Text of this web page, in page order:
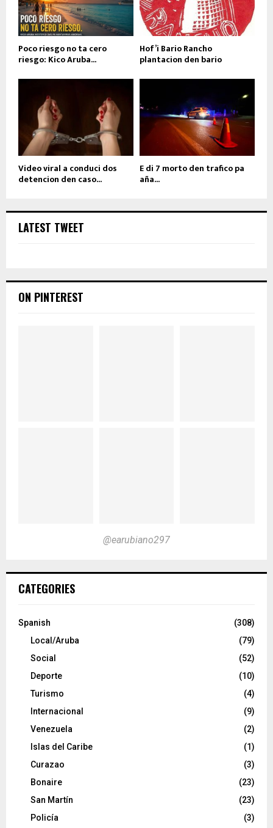
Poco riesgo no ta cero
riesgo: Kico Aruba...
Hof’i Bario Rancho
plantacion den bario
Video viral a conduci dos
detencion den caso...
E di 7 morto den trafico pa
aña...
LATEST TWEET
ON PINTEREST
@earubiano297
CATEGORIES
Spanish
(308)
Local/Aruba
(79)
Social
(52)
Deporte
(10)
Turismo
(4)
Internacional
(9)
Venezuela
(2)
Islas del Caribe
(1)
Curazao
(3)
Bonaire
(23)
San Martín
(23)
Policía
(3)